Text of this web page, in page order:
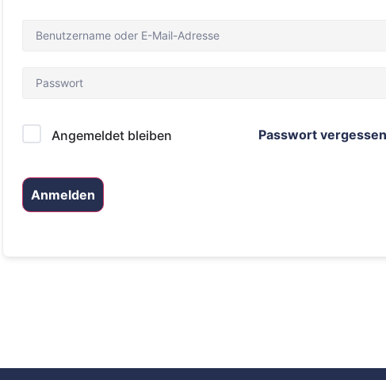
Angemeldet bleiben Passwort
Anmelden